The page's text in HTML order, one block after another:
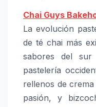
Chai Guys
La evolución
de té chai más
sabores del
pastelería
rellenos de
pasión, y